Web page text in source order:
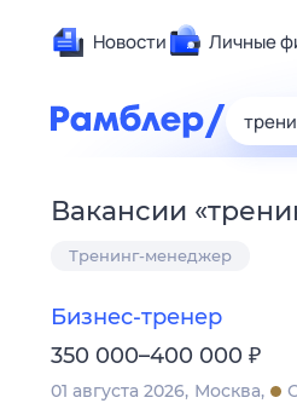
Новости Личные
Вакансии «
Тренинг-менеджер
Бизнес-тренер
350 000–400 000 ₽
01 августа 2026 Москва